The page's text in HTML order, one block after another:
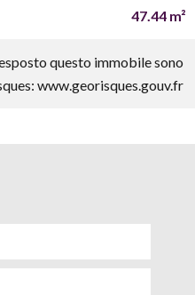
47.44 m²
questo immobile sono
www.georisques.gouv.fr